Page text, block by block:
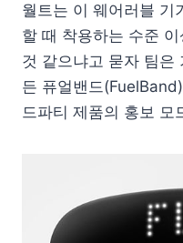
월트는 이 웨어러블 기
할 때 착용하는 수준
것 같으냐고 묻자 팀은
든 퓨얼밴드
드파티 제품의 홍보 모